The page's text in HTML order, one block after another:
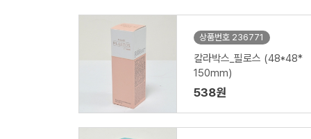
상품번호 236771
칼라박스_필로스 (48*48*
150mm)
538원